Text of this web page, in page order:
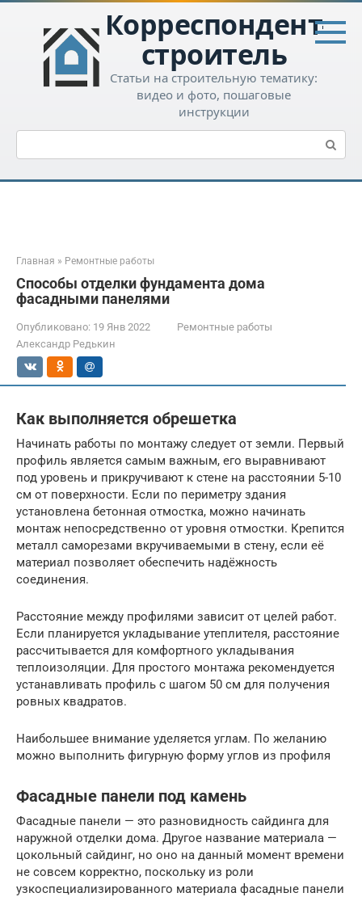
Перейти
контенту
Корреспондент-
строитель
Статьи на строительную тематику:
видео и фото, пошаговые
инструкции
Поиск:
Главная » Ремонтные работы
Способы отделки фундамента дома
фасадными панелями
Опубликовано: 19 Янв 2022
Ремонтные работы
Александр Редькин
Как выполняется обрешетка
Начинать работы по монтажу следует от земли. Первый
профиль является самым важным, его выравнивают
под уровень и прикручивают к стене на расстоянии 5-10
см от поверхности. Если по периметру здания
установлена бетонная отмостка, можно начинать
монтаж непосредственно от уровня отмостки. Крепится
металл саморезами вкручиваемыми в стену, если её
материал позволяет обеспечить надёжность
соединения.
Расстояние между профилями зависит от целей работ.
Если планируется укладывание утеплителя, расстояние
рассчитывается для комфортного укладывания
теплоизоляции. Для простого монтажа рекомендуется
устанавливать профиль с шагом 50 см для получения
ровных квадратов.
Наибольшее внимание уделяется углам. По желанию
можно выполнить фигурную форму углов из профиля
Фасадные панели под камень
Фасадные панели — это разновидность сайдинга для
наружной отделки дома. Другое название материала —
цокольный сайдинг, но оно на данный момент времени
не совсем корректно, поскольку из роли
узкоспециализированного материала фасадные панели